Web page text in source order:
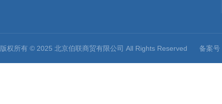
版权所有 © 2025 北京伯联商贸有限公司 All Rights Reserved 备案号